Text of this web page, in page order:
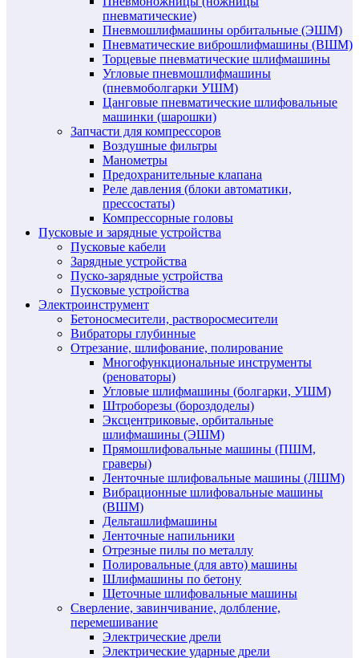
пневматические)
Пневмошлифмашины орбитальные (ЭШМ)
Пневматические виброшлифмашины (ВШМ)
Торцевые пневматические шлифмашины
Угловые пневмошлифмашины
(пневмоболгарки УШМ)
Цанговые пневматические шлифовальные
машинки (шарошки)
Запчасти для компрессоров
Воздушные фильтры
Манометры
Предохранительные клапана
Реле давления (блоки автоматики,
прессостаты)
Компрессорные головы
Пусковые и зарядные устройства
Пусковые кабели
Зарядные устройства
Пуско-зарядные устройства
Пусковые устройства
Электроинструмент
Бетоносмесители, растворосмесители
Вибраторы глубинные
Отрезание, шлифование, полирование
Многофункциональные инструменты
(реноваторы)
Угловые шлифмашины (болгарки, УШМ)
Штроборезы (бороздоделы)
Эксцентриковые, орбитальные
шлифмашины (ЭШМ)
Прямошлифовальные машины (ПШМ,
граверы)
Ленточные шлифовальные машины (ЛШМ)
Вибрационные шлифовальные машины
(ВШМ)
Дельташлифмашины
Ленточные напильники
Отрезные пилы по металлу
Полировальные (для авто) машины
Шлифмашины по бетону
Щеточные шлифовальные машины
Сверление, завинчивание, долбление,
перемешивание
Электрические дрели
Электрические ударные дрели